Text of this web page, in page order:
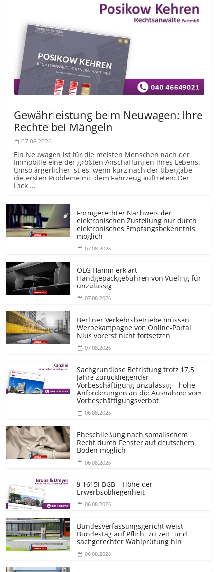
Gewährleistung beim Neuwagen: Ihre
Rechte bei Mängeln
07.08.2026
Ein Neuwagen ist für die meisten Menschen nach der
Immobilie eine der größten Anschaffungen ihres Lebens.
Umso ärgerlicher ist es, wenn kurz nach der Übergabe
die ersten Probleme mit dem Fahrzeug auftreten: Der
Lack ...
Formgerechter Nachweis der
elektronischen Zustellung nur durch
elektronisches Empfangsbekenntnis
möglich
07.08.2026
OLG Hamm erklärt
Handgepäckgebühren von Vueling für
unzulässig
07.08.2026
Berliner Verkehrsbetriebe müssen
Werbekampagne von Online-Portal
Nius vorerst nicht fortsetzen
07.08.2026
Sachgrundlose Befristung trotz 17,5
Jahre zurückliegender
Vorbeschäftigung unzulässig – hohe
Anforderungen an die Ausnahme vom
Vorbeschäf­tigungsverbot
06.08.2026
Eheschließung nach somalischem
Recht durch Fenster auf deutschem
Boden möglich
06.08.2026
§ 1615l BGB – Höhe der
Erwerbsobliegenheit
06.08.2026
Bundesver­fassungsgericht weist
Bundestag auf Pflicht zu zeit- und
sachgerechter Wahlprüfung hin
06.08.2026